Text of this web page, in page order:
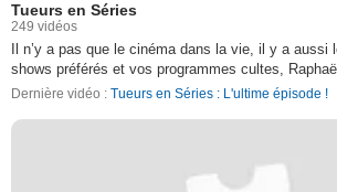
Tueurs en Séries
249 vidéos
Il n’y a pas que le cinéma dans la vie, il y a
shows préférés et vos programmes cultes,
Dernière vidéo : Tueurs en Séries : L'ultime épisode !